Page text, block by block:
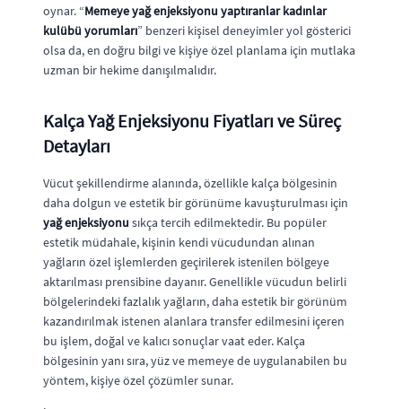
oynar. “Memeye yağ enjeksiyonu yaptıranlar kadınlar
kulübü yorumları” benzeri kişisel deneyimler yol gösterici
olsa da, en doğru bilgi ve kişiye özel planlama için mutlaka
uzman bir hekime danışılmalıdır.
Kalça Yağ Enjeksiyonu Fiyatları ve Süreç
Detayları
Vücut şekillendirme alanında, özellikle kalça bölgesinin
daha dolgun ve estetik bir görünüme kavuşturulması için
yağ enjeksiyonu sıkça tercih edilmektedir. Bu popüler
estetik müdahale, kişinin kendi vücudundan alınan
yağların özel işlemlerden geçirilerek istenilen bölgeye
aktarılması prensibine dayanır. Genellikle vücudun belirli
bölgelerindeki fazlalık yağların, daha estetik bir görünüm
kazandırılmak istenen alanlara transfer edilmesini içeren
bu işlem, doğal ve kalıcı sonuçlar vaat eder. Kalça
bölgesinin yanı sıra, yüz ve memeye de uygulanabilen bu
yöntem, kişiye özel çözümler sunar.